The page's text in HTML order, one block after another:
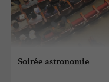
Soirée astronomie